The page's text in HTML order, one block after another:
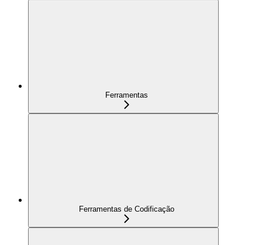
Ferramentas
Ferramentas de Codificação